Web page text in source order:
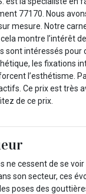
77170. Nous
mesure. Notre
montre l’intérêt
sont intéressés pour
les fixations
l’esthétisme.
Ce prix est très
de ce prix.
ne cessent de se
son secteur, ces
poses des